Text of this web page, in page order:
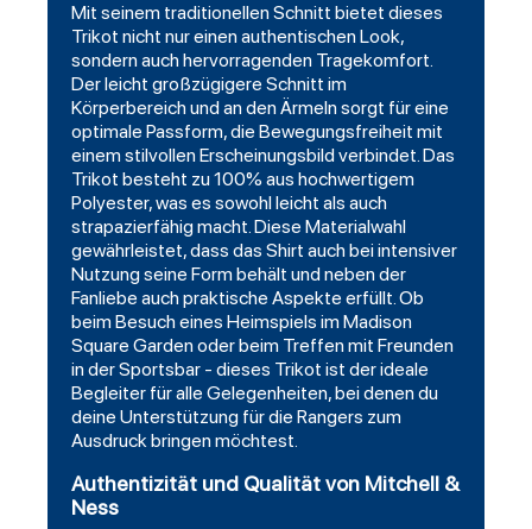
Mit seinem traditionellen Schnitt bietet dieses
Trikot nicht nur einen authentischen Look,
sondern auch hervorragenden Tragekomfort.
Der leicht großzügigere Schnitt im
Körperbereich und an den Ärmeln sorgt für eine
optimale Passform, die Bewegungsfreiheit mit
einem stilvollen Erscheinungsbild verbindet. Das
Trikot besteht zu 100% aus hochwertigem
Polyester, was es sowohl leicht als auch
strapazierfähig macht. Diese Materialwahl
gewährleistet, dass das Shirt auch bei intensiver
Nutzung seine Form behält und neben der
Fanliebe auch praktische Aspekte erfüllt. Ob
beim Besuch eines Heimspiels im Madison
Square Garden oder beim Treffen mit Freunden
in der Sportsbar - dieses Trikot ist der ideale
Begleiter für alle Gelegenheiten, bei denen du
deine Unterstützung für die Rangers zum
Ausdruck bringen möchtest.
Authentizität und Qualität von Mitchell &
Ness